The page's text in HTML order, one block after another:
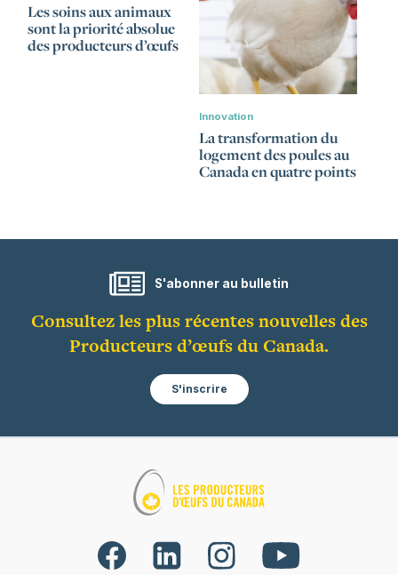
Les soins aux animaux
sont la priorité absolue
des producteurs d’œufs
Innovation
La transformation du
logement des poules au
Canada en quatre points
S'abonner au bulletin
Consultez les plus récentes nouvelles des
Producteurs d’œufs du Canada.
S'inscrire